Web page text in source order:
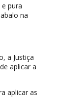
pura
na
a Justiça
aplicar a
aplicar as